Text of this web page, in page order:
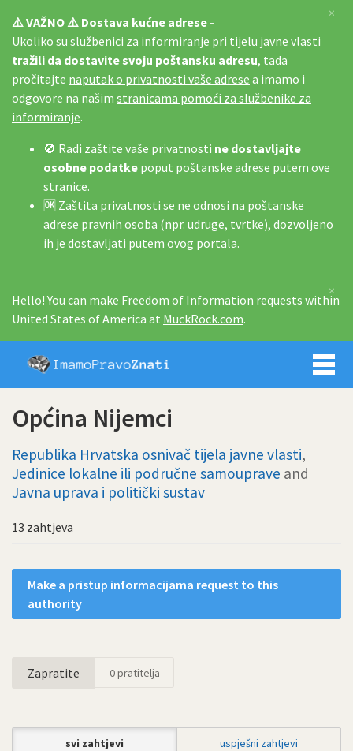
⚠️ VAŽNO ⚠️ Dostava kućne adrese -
Ukoliko su službenici za informiranje pri tijelu javne vlasti
tražili da dostavite svoju poštansku adresu, tada
pročitajte naputak o privatnosti vaše adrese a imamo i
odgovore na našim stranicama pomoći za službenike za
informiranje.
🚫 Radi zaštite vaše privatnosti ne dostavljajte
osobne podatke poput poštanske adrese putem ove
stranice.
🆗 Zaštita privatnosti se ne odnosi na poštanske
adrese pravnih osoba (npr. udruge, tvrtke), dozvoljeno
ih je dostavljati putem ovog portala.
×
Hello! You can make Freedom of Information requests within
United States of America at MuckRock.com.
×
Imamo
Općina Nijemci
Republika Hrvatska osnivač tijela javne vlasti,
Jedinice lokalne ili područne samouprave and
Javna uprava i politički sustav
13 zahtjeva
Make a pristup informacijama request to this
authority
Zapratite 0pratitelja
svi zahtjevi uspješni zahtjevi